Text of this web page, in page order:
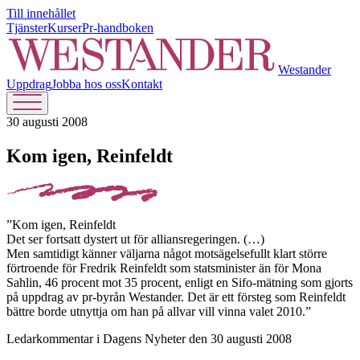
Till innehållet
TjänsterKurserPr-handboken
Westander
UppdragJobba hos ossKontakt
30 augusti 2008
Kom igen, Reinfeldt
”Kom igen, Reinfeldt
Det ser fortsatt dystert ut för alliansregeringen. (…)
Men samtidigt känner väljarna något motsägelsefullt klart större
förtroende för Fredrik Reinfeldt som statsminister än för Mona
Sahlin, 46 procent mot 35 procent, enligt en Sifo-mätning som gjorts
på uppdrag av pr-byrån Westander. Det är ett försteg som Reinfeldt
bättre borde utnyttja om han på allvar vill vinna valet 2010.”
Ledarkommentar i Dagens Nyheter den 30 augusti 2008